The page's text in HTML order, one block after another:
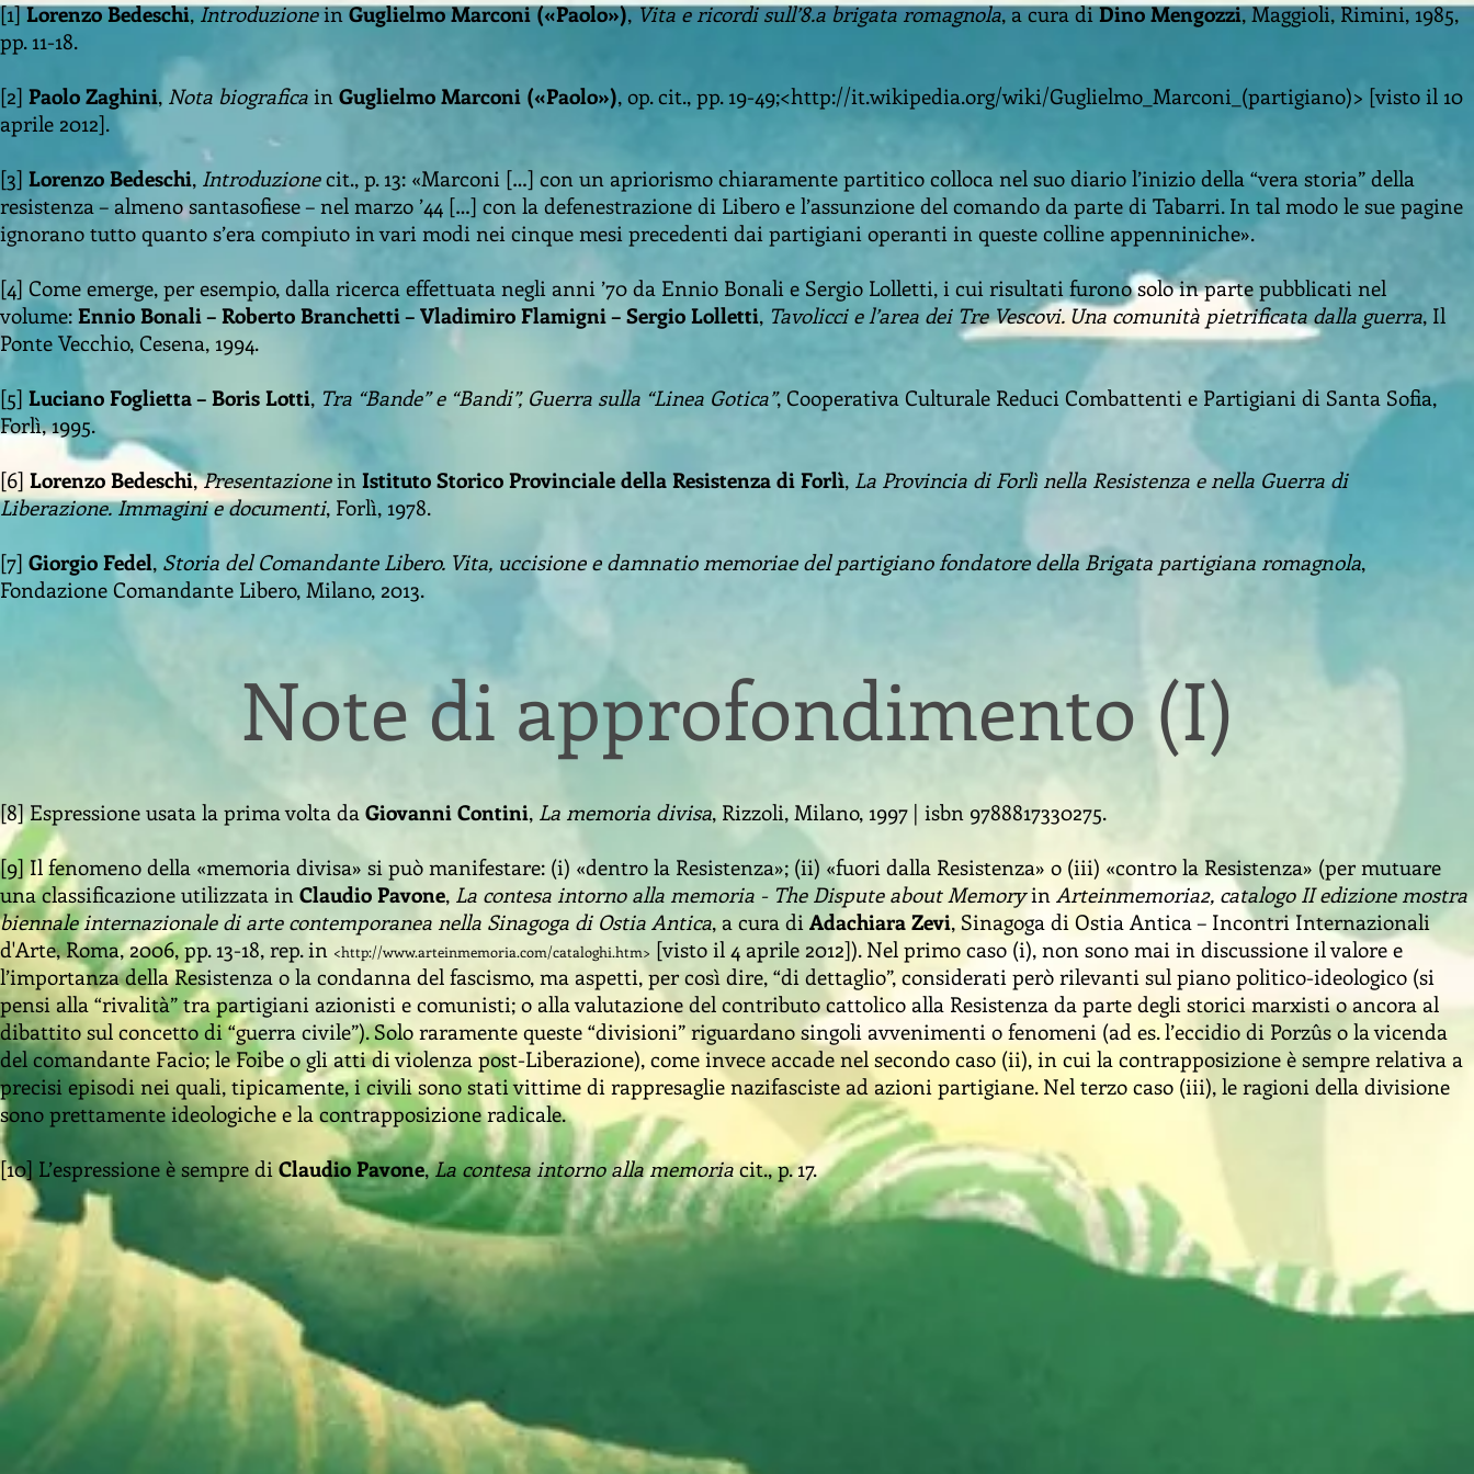
[1]Lorenzo Bedeschi,IntroduzioneinGuglielmo Marconi («Paolo»),Vita e ricordi sull’8.a brigata romagnola, a cura diDino Mengozzi, Maggioli, Rimini, 1985,
pp. 11-18.
[2] Paolo Zaghini, Nota biografica in Guglielmo Marconi («Paolo»), op. cit., pp. 19-49;<http://it.wikipedia.org/wiki/Guglielmo_Marconi_(partigiano)> [visto il 10
aprile 2012].
[3] Lorenzo Bedeschi, Introduzionecit., p. 13: «Marconi […] con un apriorismo chiaramente partitico colloca nel suo diario l’inizio della “vera storia” della
resistenza – almeno santasofiese – nel marzo ’44 […] con la defenestrazione di Libero e l’assunzione del comando da parte di Tabarri. In tal modo le sue pagine
ignorano tutto quanto s’era compiuto in vari modi nei cinque mesi precedenti dai partigiani operanti in queste colline appenniniche».
[4] Come emerge, per esempio, dalla ricerca effettuata negli anni ’70 da Ennio Bonali e Sergio Lolletti, i cui risultati furono solo in parte pubblicati nel
volume: Ennio Bonali – Roberto Branchetti – Vladimiro Flamigni – Sergio Lolletti, Tavolicci e l’area dei Tre Vescovi. Una comunità pietrificata dalla guerra, Il
Ponte Vecchio, Cesena, 1994.
[5] Luciano Foglietta – Boris Lotti, Tra “Bande” e “Bandi”, Guerra sulla “Linea Gotica”, Cooperativa Culturale Reduci Combattenti e Partigiani di Santa Sofia,
Forlì, 1995.
[6] Lorenzo Bedeschi,Presentazionein Istituto Storico Provinciale della Resistenza di Forlì, La Provincia di Forlì nella Resistenza e nella Guerra di
Liberazione. Immagini e documenti, Forlì, 1978.
[7] Giorgio Fedel, Storia del Comandante Libero. Vita, uccisione e damnatio memoriae del partigiano fondatore della Brigata partigiana romagnola,
Fondazione Comandante Libero, Milano, 2013.
Notedi approfondimento (I)
[8] Espressione usata la prima volta da Giovanni Contini, La memoria divisa, Rizzoli, Milano, 1997 | isbn 9788817330275.
[9] Il fenomeno della «memoria divisa» si può manifestare: (i) «dentro la Resistenza»; (ii) «fuori dalla Resistenza» o (iii) «contro la Resistenza» (per mutuare
una classificazione utilizzata in Claudio Pavone, La contesa intorno alla memoria - The Dispute about Memoryin Arteinmemoria2, catalogo II edizione mostra
biennale internazionale di arte contemporanea nella Sinagoga di Ostia Antica, a cura di Adachiara Zevi, Sinagoga di Ostia Antica – Incontri Internazionali
d'Arte, Roma, 2006, pp. 13-18, rep. in <http://www.arteinmemoria.com/cataloghi.htm> [visto il 4 aprile 2012]). Nel primo caso (i), non sono mai in discussione il valore e
l’importanza della Resistenza o la condanna del fascismo, ma aspetti, per così dire, “di dettaglio”, considerati però rilevanti sul piano politico-ideologico (si
pensi alla “rivalità” tra partigiani azionisti e comunisti; o alla valutazione del contributo cattolico alla Resistenza da parte degli storici marxisti o ancora al
dibattito sul concetto di “guerra civile”). Solo raramente queste “divisioni” riguardano singoli avvenimenti o fenomeni (ad es. l’eccidio di Porzûs o la vicenda
del comandante Facio; le Foibe o gli atti di violenza post-Liberazione), come invece accade nel secondo caso (ii), in cui la contrapposizione è sempre relativa a
precisi episodi nei quali, tipicamente, i civili sono stati vittime di rappresaglie nazifasciste ad azioni partigiane. Nel terzo caso (iii), le ragioni della divisione
sono prettamente ideologiche e la contrapposizione radicale.
[10] L’espressione è sempre di Claudio Pavone,La contesa intorno alla memoriacit., p. 17.
TORNA AL TESTO
TORNA AL TESTO